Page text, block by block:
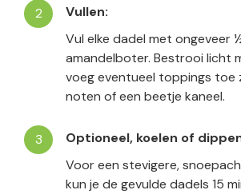
Vullen:
Vul elke dadel met ongeveer
amandelboter. Bestrooi licht
voeg eventueel toppings toe
noten of een beetje kaneel.
Optioneel, koelen of
Voor een stevigere,
kun je de gevulde dadels 15